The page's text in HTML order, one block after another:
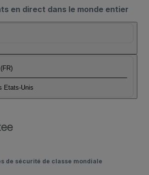
en direct dans le monde entier
Etats-Unis
de sécurité de classe mondiale